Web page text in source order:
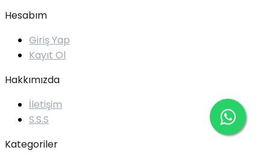
Hesabım
Giriş Yap
Kayıt Ol
Hakkımızda
İletişim
S.S.S
Kategoriler